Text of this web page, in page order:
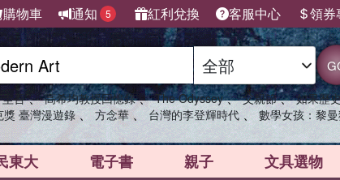
購物車 通知 5 紅利兌換 客服中心 領券
吾 、 高希均教授回憶錄 、 The Odyssey 、 父親節 、 如果歷
獎 臺灣漫遊錄 、 方念華 、 台灣的李登輝時代 、 數學女孩：黎
東大 電子書 親子 文具選物